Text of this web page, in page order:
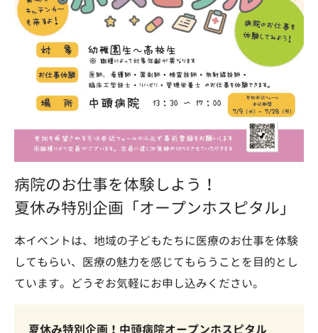
病院のお仕事を体験しよう！
夏休み特別企画「オープンホスピタル」
本イベントは、地域の子どもたちに医療のお仕事を体験
してもらい、医療の魅力を感じてもらうことを目的とし
ています。どうぞお気軽にお申し込みください。
夏休み特別企画！中頭病院オープンホスピタル